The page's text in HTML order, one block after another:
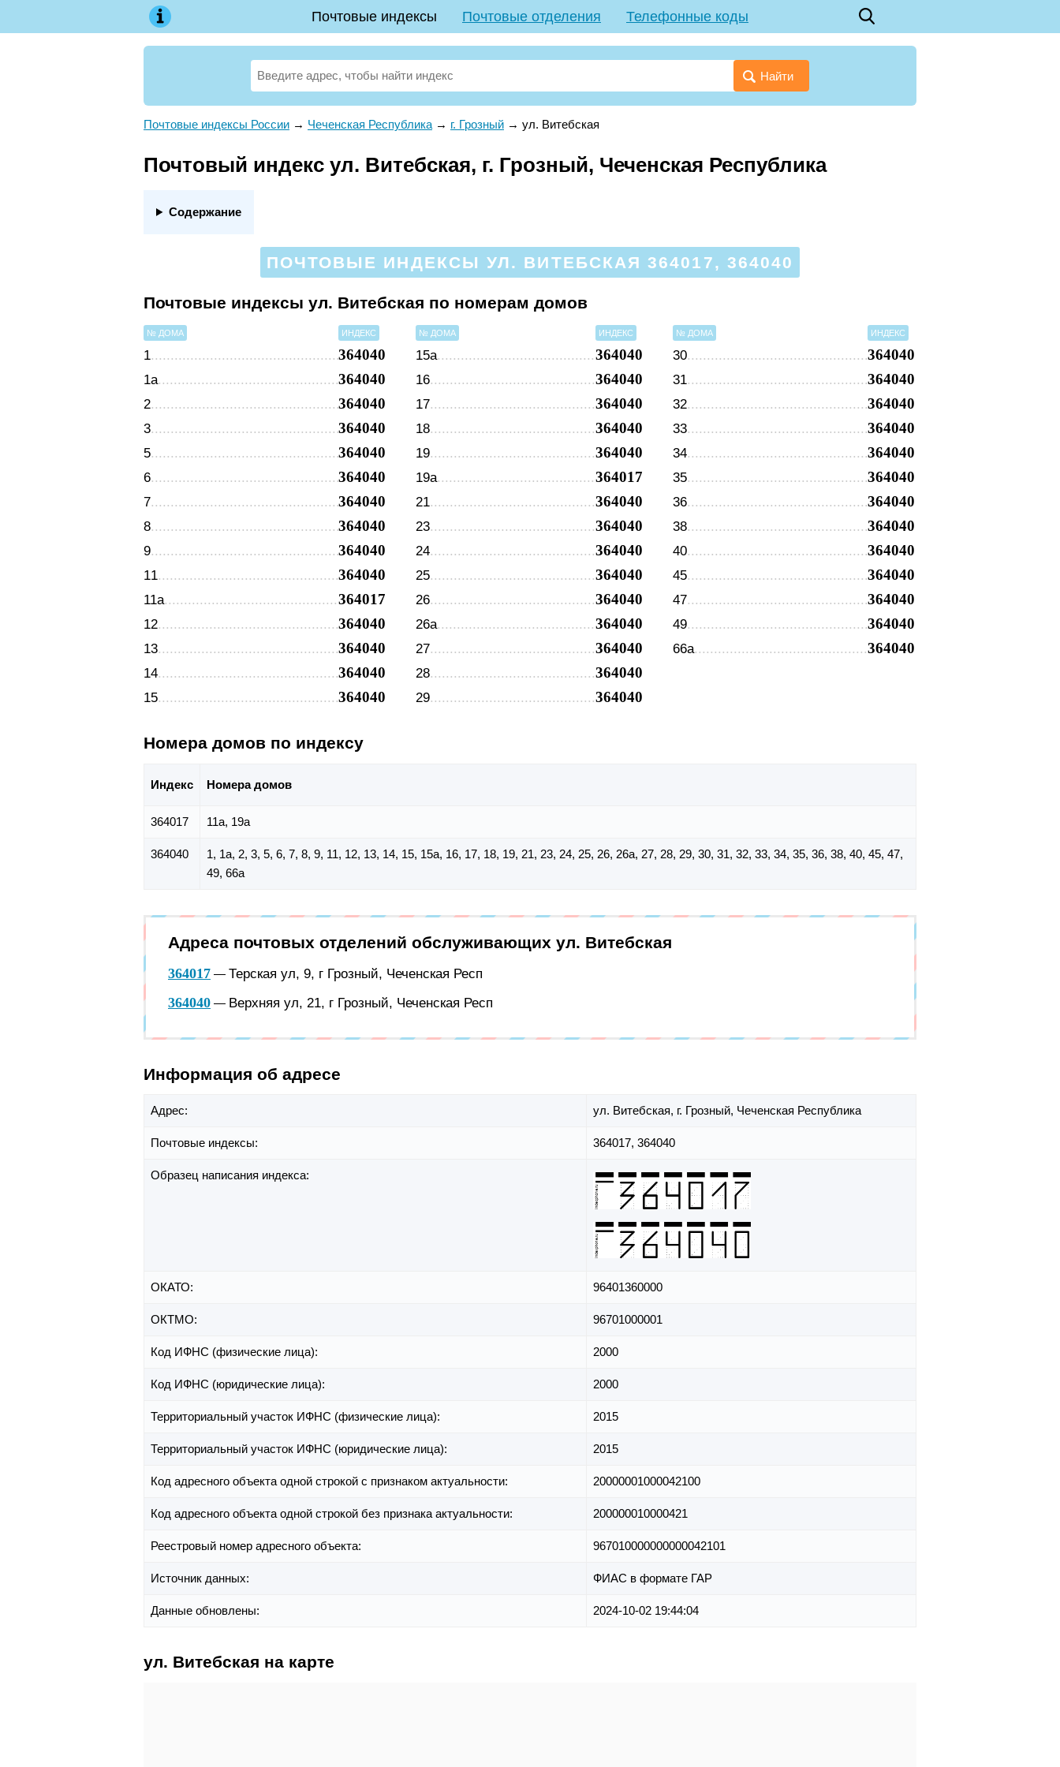
Почтовые индексы Почтовые отделения Телефонные коды
Найти
Почтовые индексы России → Чеченская Республика → г. Грозный → ул. Витебская
Почтовый индекс ул. Витебская, г. Грозный, Чеченская Республика
Содержание
ПОЧТОВЫЕ ИНДЕКСЫ УЛ. ВИТЕБСКАЯ 364017, 364040
Почтовые индексы ул. Витебская по номерам домов
№ ДОМА ИНДЕКС
1 364040
1а 364040
2 364040
3 364040
5 364040
6 364040
7 364040
8 364040
9 364040
11 364040
11а 364017
12 364040
13 364040
14 364040
15 364040
№ ДОМА ИНДЕКС
15а 364040
16 364040
17 364040
18 364040
19 364040
19а 364017
21 364040
23 364040
24 364040
25 364040
26 364040
26а 364040
27 364040
28 364040
29 364040
№ ДОМА ИНДЕКС
30 364040
31 364040
32 364040
33 364040
34 364040
35 364040
36 364040
38 364040
40 364040
45 364040
47 364040
49 364040
66а 364040
Номера домов по индексу
Индекс Номера домов
364017 11а, 19а
364040
1, 1а, 2, 3, 5, 6, 7, 8, 9, 11, 12, 13, 14, 15, 15а, 16, 17, 18, 19, 21, 23, 24, 25, 26, 26а, 27, 28, 29, 30, 31, 32, 33, 34, 35, 36, 38, 40, 45, 47,
49, 66а
Адреса почтовых отделений обслуживающих ул. Витебская
364017 — Терская ул, 9, г Грозный, Чеченская Респ
364040 — Верхняя ул, 21, г Грозный, Чеченская Респ
Информация об адресе
Адрес: ул. Витебская, г. Грозный, Чеченская Республика
Почтовые индексы: 364017, 364040
Образец написания индекса:
ОКАТО: 96401360000
ОКТМО: 96701000001
Код ИФНС (физические лица): 2000
Код ИФНС (юридические лица): 2000
Территориальный участок ИФНС (физические лица): 2015
Территориальный участок ИФНС (юридические лица): 2015
Код адресного объекта одной строкой с признаком актуальности: 20000001000042100
Код адресного объекта одной строкой без признака актуальности: 200000010000421
Реестровый номер адресного объекта: 967010000000000042101
Источник данных: ФИАС в формате ГАР
Данные обновлены: 2024-10-02 19:44:04
ул. Витебская на карте